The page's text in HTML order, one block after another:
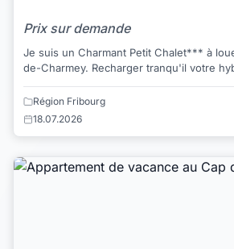
Prix sur demande
Je suis un Charmant Petit Chalet*** à
de-Charmey. Recharger tranqu'il votre hybride ou électrique
Région Fribourg
18.07.2026